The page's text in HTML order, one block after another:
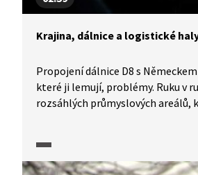
Krajina, dálnice a logistické
Propojení dálnice D8 s
které ji lemují, problémy. Ruku v
rozsáhlých průmyslových areálů,
nižších tříd, nadlimitně vzrostla
zátěž a zvýšily se emise. Obce,